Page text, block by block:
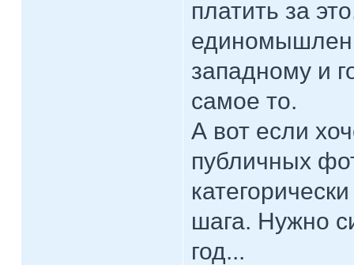
платить за
западному и
самое то.
А вот если
публичных
шага. Нужно
год...